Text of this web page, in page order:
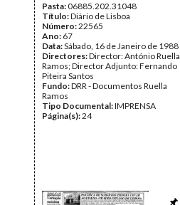
Pasta:06885.202.31048
Título:Diário de Lisboa
Número:22565
Ano: 67
Data:Sábado, 16 de Janeiro de 1988
Directores:Director: António Ruella
Ramos; Director Adjunto: Fernando
Piteira Santos
Fundo:DRR - Documentos Ruella
Ramos
Tipo Documental:IMPRENSA
Página(s):24